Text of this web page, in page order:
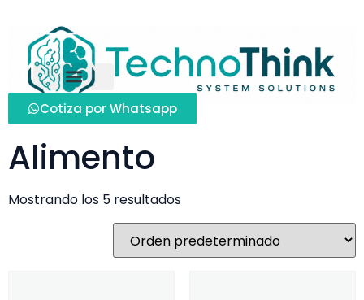
Cotiza por Whatsapp
Inicio/ Alimento
Alimento
Mostrando los 5 resultados